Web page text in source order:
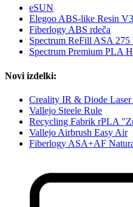
eSUN
Elegoo ABS-like Resin
Fiberlogy ABS rdeča
Spectrum ReFill ASA 275
Spectrum Premium PLA
Novi izdelki:
Creality IR & Diode Laser
Vallejo Steele Rule
Recycling Fabrik rPLA
Vallejo Airbrush Easy Air
Fiberlogy ASA+AF